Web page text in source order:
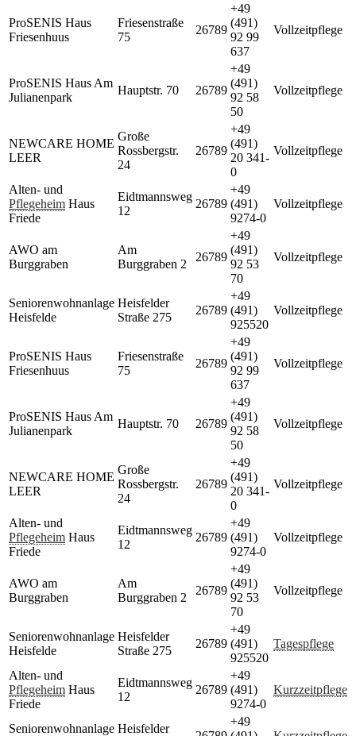
ProSENIS Haus
Friesenhuus
Friesenstraße
75
26789
+49
(491)
92 99
637
Vollzeitpflege
ProSENIS Haus Am
Julianenpark
Hauptstr. 70 26789
+49
(491)
92 58
50
Vollzeitpflege
NEWCARE HOME
LEER
Große
Rossbergstr.
24
26789
+49
(491)
20 341-
0
Vollzeitpflege
Alten- und
Pflegeheim Haus
Friede
Eidtmannsweg
12
26789
+49
(491)
9274-0
Vollzeitpflege
AWO am
Burggraben
Am
Burggraben 2
26789
+49
(491)
92 53
70
Vollzeitpflege
Seniorenwohnanlage
Heisfelde
Heisfelder
Straße 275
26789
+49
(491)
925520
Vollzeitpflege
ProSENIS Haus
Friesenhuus
Friesenstraße
75
26789
+49
(491)
92 99
637
Vollzeitpflege
ProSENIS Haus Am
Julianenpark
Hauptstr. 70 26789
+49
(491)
92 58
50
Vollzeitpflege
NEWCARE HOME
LEER
Große
Rossbergstr.
24
26789
+49
(491)
20 341-
0
Vollzeitpflege
Alten- und
Pflegeheim Haus
Friede
Eidtmannsweg
12
26789
+49
(491)
9274-0
Vollzeitpflege
AWO am
Burggraben
Am
Burggraben 2
26789
+49
(491)
92 53
70
Vollzeitpflege
Seniorenwohnanlage
Heisfelde
Heisfelder
Straße 275
26789
+49
(491)
925520
Tagespflege
Alten- und
Pflegeheim Haus
Friede
Eidtmannsweg
12
26789
+49
(491)
9274-0
Kurzzeitpflege
Seniorenwohnanlage Heisfelder
+49